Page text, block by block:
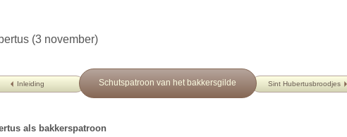
(3 november)
Inleiding Sint Hubertusbroodjes
Schutspatroon van het bakkersgilde
als bakkerspatroon